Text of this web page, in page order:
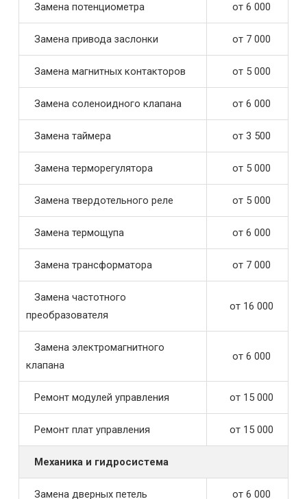
Замена потенциометра от 6 000
Замена привода заслонки от 7 000
Замена магнитных контакторов от 5 000
Замена соленоидного клапана от 6 000
Замена таймера от 3 500
Замена терморегулятора от 5 000
Замена твердотельного реле от 5 000
Замена термощупа от 6 000
Замена трансформатора от 7 000
Замена частотного
преобразователя
от 16 000
Замена электромагнитного
клапана
от 6 000
Ремонт модулей управления от 15 000
Ремонт плат управления от 15 000
Механика и гидросистема
Замена дверных петель от 6 000